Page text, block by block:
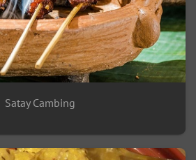
Satay Cambing